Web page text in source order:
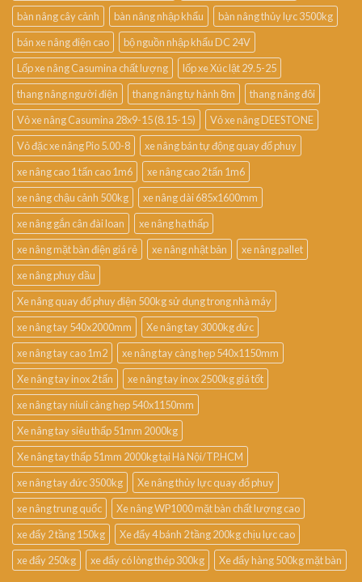
bàn nâng cây cảnh
bàn nâng nhập khẩu
bàn nâng thủy lực 3500kg
bán xe nâng điện cao
bộ nguồn nhập khẩu DC 24V
Lốp xe nâng Casumina chất lượng
lốp xe Xúc lật 29.5-25
thang nâng người điện
thang nâng tự hành 8m
thang nâng đôi
Vỏ xe nâng Casumina 28x9-15 (8.15-15)
Vỏ xe nâng DEESTONE
Vỏ đặc xe nâng Pio 5.00-8
xe nâng bán tự động quay đổ phuy
xe nâng cao 1 tấn cao 1m6
xe nâng cao 2 tấn 1m6
xe nâng chậu cảnh 500kg
xe nâng dài 685x1600mm
xe nâng gắn cân đài loan
xe nâng hạ thấp
xe nâng mặt bàn điện giá rẻ
xe nâng nhật bản
xe nâng pallet
xe nâng phuy dầu
Xe nâng quay đổ phuy điện 500kg sử dụng trong nhà máy
xe nâng tay 540x2000mm
Xe nâng tay 3000kg đức
xe nâng tay cao 1m2
xe nâng tay càng hẹp 540x1150mm
Xe nâng tay inox 2 tấn
xe nâng tay inox 2500kg giá tốt
xe nâng tay niuli càng hẹp 540x1150mm
Xe nâng tay siêu thấp 51mm 2000kg
Xe nâng tay thấp 51mm 2000kg tại Hà Nội/TP.HCM
xe nâng tay đức 3500kg
Xe nâng thủy lực quay đổ phuy
xe nâng trung quốc
Xe nâng WP1000 mặt bàn chất lượng cao
xe đẩy 2 tầng 150kg
Xe đẩy 4 bánh 2 tầng 200kg chịu lực cao
xe đẩy 250kg
xe đẩy có lòng thép 300kg Xe đẩy hàng 500kg mặt bàn